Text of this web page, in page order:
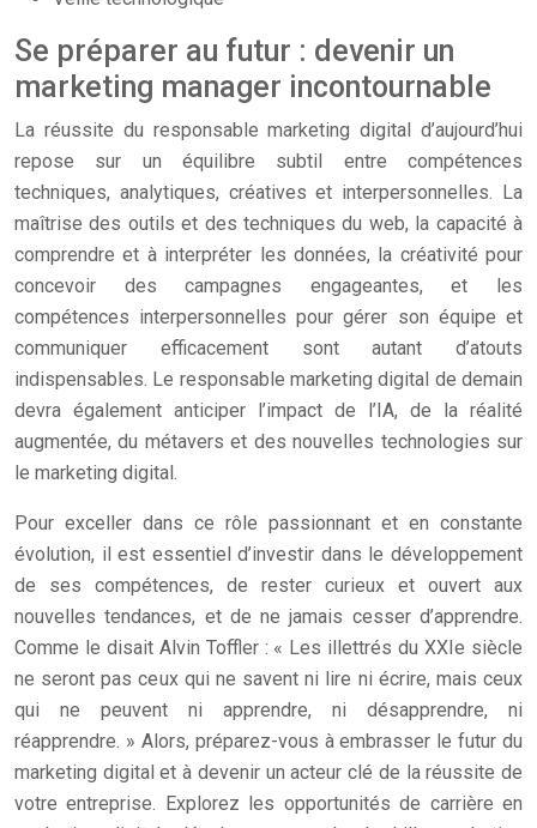
Se préparer au futur : devenir un
marketing manager incontournable
La réussite du responsable marketing digital d’aujourd’hui
repose sur un équilibre subtil entre compétences
techniques, analytiques, créatives et interpersonnelles. La
maîtrise des outils et des techniques du web, la capacité à
comprendre et à interpréter les données, la créativité pour
concevoir des campagnes engageantes, et les
compétences interpersonnelles pour gérer son équipe et
communiquer efficacement sont autant d’atouts
indispensables. Le responsable marketing digital de demain
devra également anticiper l’impact de l’IA, de la réalité
augmentée, du métavers et des nouvelles technologies sur
le marketing digital.
Pour exceller dans ce rôle passionnant et en constante
évolution, il est essentiel d’investir dans le développement
de ses compétences, de rester curieux et ouvert aux
nouvelles tendances, et de ne jamais cesser d’apprendre.
Comme le disait Alvin Toffler : « Les illettrés du XXIe siècle
ne seront pas ceux qui ne savent ni lire ni écrire, mais ceux
qui ne peuvent ni apprendre, ni désapprendre, ni
réapprendre. » Alors, préparez-vous à embrasser le futur du
marketing digital et à devenir un acteur clé de la réussite de
votre entreprise. Explorez les opportunités de carrière en